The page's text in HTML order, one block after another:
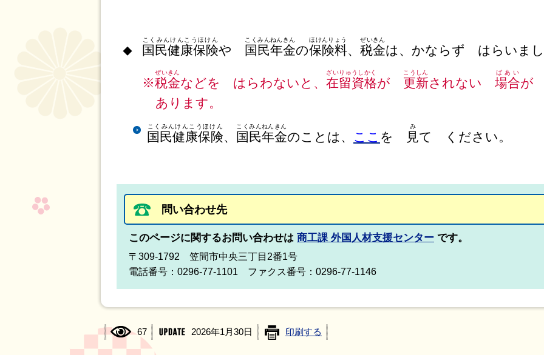
◆ 国民健康保険
こくみんけんこうほけん
や 国民年金
こくみんねんきん
の保険料
ほけんりょう
、 税金
ぜいきん
は、かならず はらいま
※税金
ぜいきん
などを はらわないと、 在留資格
ざいりゅうしかく
が 更新
こうしん
されない 場合
ばあい
が
あります。
国民健康保険
こくみんけんこうほけん
、 国民年金
こくみんねんきん
のことは、 ここ を 見
み
て ください。
問い合わせ先
このページに関するお問い合わせは 商工課 外国人材支援センター です。
〒309-1792 笠間市中央三丁目2番1号
電話番号：0296-77-1101 ファクス番号：0296-77-1146
67 2026年1月30日 印刷する